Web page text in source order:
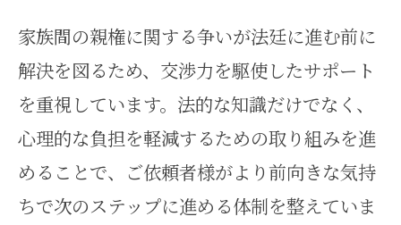
家族間の親権に関する争いが法廷に進む前に
解決を図るため、交渉力を駆使したサポート
を重視しています。法的な知識だけでなく、
心理的な負担を軽減するための取り組みを進
めることで、ご依頼者様がより前向きな気持
ちで次のステップに進める体制を整えていま